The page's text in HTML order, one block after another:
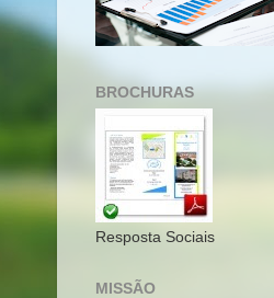
BROCHURAS
Resposta Sociais
MISSÃO